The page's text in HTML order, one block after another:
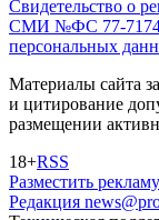
Свидетельство о
СМИ №ФС 77-
персональных
Материалы сайта
и цитирование
размещении
18+RSS
Разместить рекламу
Редакция